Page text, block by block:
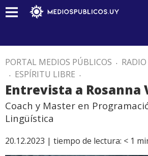
PORTAL MEDIOS PÚBLICOS . RADIO
. ESPÍRITU LIBRE .
Entrevista a Rosanna
Coach y Master en
Lingüística
20.12.2023 | tiempo de lectura: < 1